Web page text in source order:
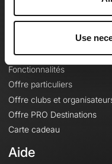
Use
Le Mag'
Fonds de cartes
Fonctionnalités
Offre particuliers
Offre clubs et
Offre PRO Destinations
Carte cadeau
Aide